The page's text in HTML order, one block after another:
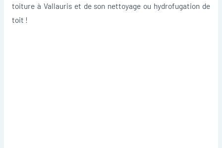
toiture à Vallauris et de son nettoyage ou hydrofugation de
toit !